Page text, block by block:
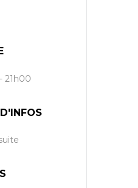
21h00